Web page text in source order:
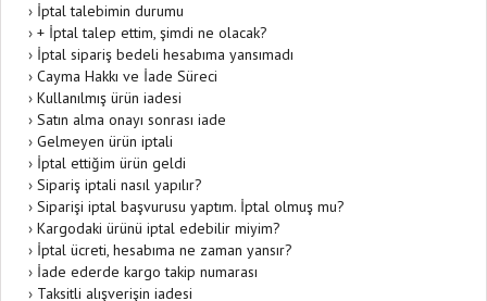
› İptal talebimin durumu
› + İptal talep ettim, şimdi ne olacak?
› İptal sipariş bedeli hesabıma yansımadı
› Cayma Hakkı ve İade Süreci
› Kullanılmış ürün iadesi
› Satın alma onayı sonrası iade
› Gelmeyen ürün iptali
› İptal ettiğim ürün geldi
› Sipariş iptali nasıl yapılır?
› Siparişi iptal başvurusu yaptım. İptal olmuş mu?
› Kargodaki ürünü iptal edebilir miyim?
› İptal ücreti, hesabıma ne zaman yansır?
› İade ederde kargo takip numarası
› Taksitli alışverişin iadesi